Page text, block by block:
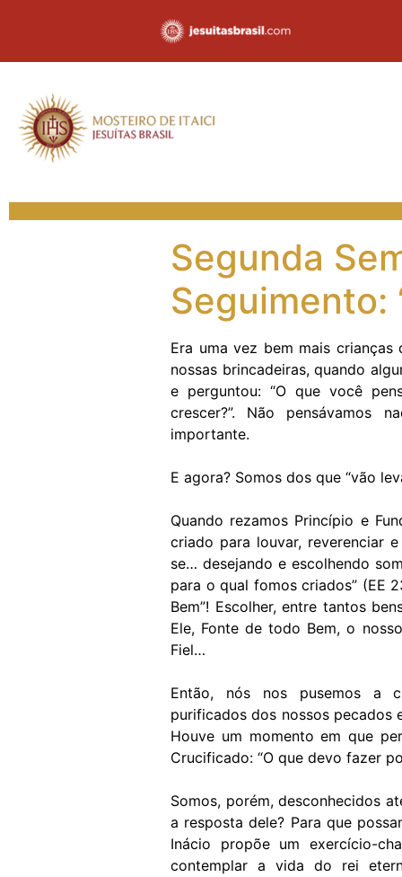
Segunda
Seguimento:
Era uma vez bem mais
nossas brincadeiras, quando
e perguntou: “O que você
crescer?”. Não pensávamos
importante.
E agora? Somos dos que “vão
Quando rezamos Princípio e
criado para louvar, reverenciar
se… desejando e escolhendo
para o qual fomos criados” (EE
Bem”! Escolher, entre tantos
Ele, Fonte de todo Bem, o
Fiel…
Então, nós nos pusemos a
purificados dos nossos pecados
Houve um momento em que
Crucificado: “O que devo fazer
Somos, porém, desconhecidos
a resposta dele? Para que
Inácio propõe um exercício-
contemplar a vida do rei